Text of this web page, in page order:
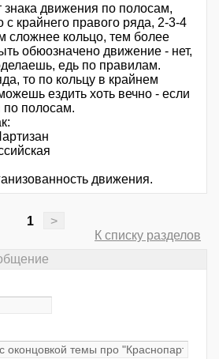
знака движения по полосам,
с крайнего правого ряда, 2-3-4
сложнее кольцо, тем более
обюозначено движение - нет,
едь по правилам.
то по кольцу в крайнем
ездить хоть вечно - если
по полосам.
движения.
1
>
К списку разделов